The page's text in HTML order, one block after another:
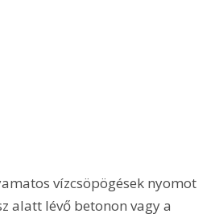
vízcsö­pögések nyomot
alatt lévő betonon vagy a